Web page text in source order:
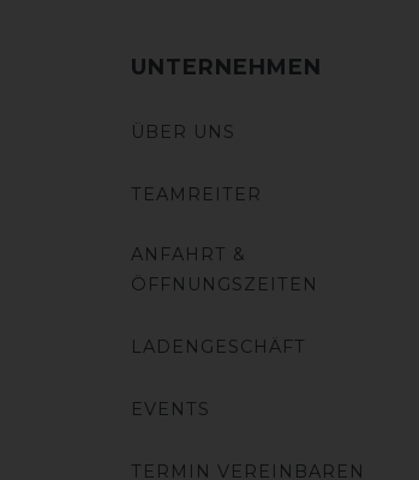
UNTERNEHMEN
ÜBER UNS
TEAMREITER
ANFAHRT &
ÖFFNUNGSZEITEN
LADENGESCHÄFT
EVENTS
TERMIN VEREINBAREN